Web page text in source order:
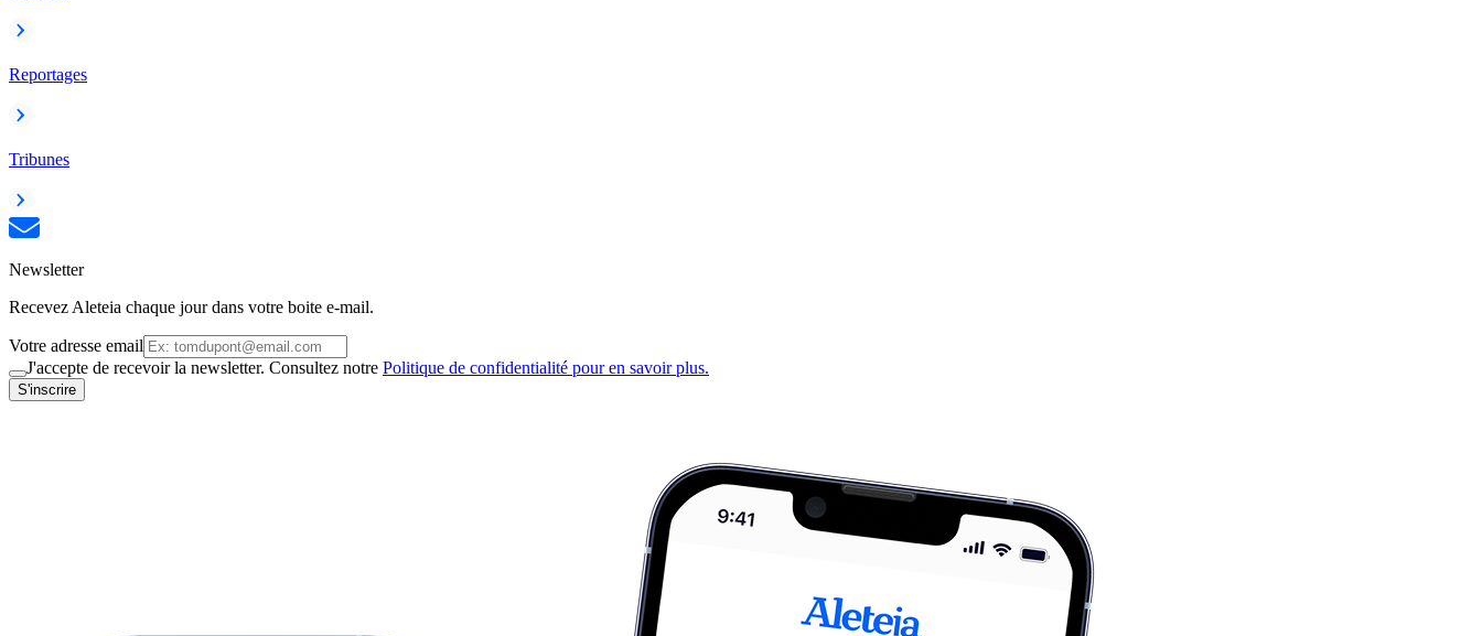
Reportages
Tribunes
Newsletter
Recevez Aleteia chaque jour dans votre boite e-mail.
Votre adresse email
J'accepte de recevoir la newsletter. Consultez notre Politique de confidentialité pour en savoir plus.
S'inscrire